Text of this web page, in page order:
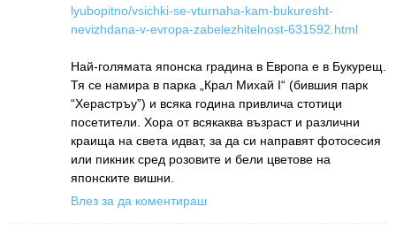
lyubopitno/vsichki-se-vturnaha-kam-bukuresht-
nevizhdana-v-evropa-zabelezhitelnost-631592.html
Най-голямата японска градина в Европа е в Букурещ.
Тя се намира в парка „Крал Михай I“ (бившия парк
“Херастръу”) и всяка година привлича стотици
посетители. Хора от всякаква възраст и различни
краища на света идват, за да си направят фотосесия
или пикник сред розовите и бели цветове на
японските вишни.
Влез за да коментираш